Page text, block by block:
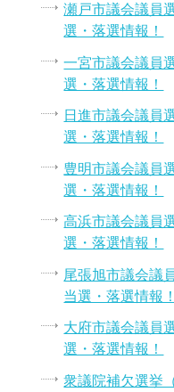
瀬戸市議会議員
選・落選情報！
一宮市議会議員
選・落選情報！
日進市議会議員
選・落選情報！
豊明市議会議員
選・落選情報！
高浜市議会議員
選・落選情報！
尾張旭市議会議
当選・落選情報！
大府市議会議員
選・落選情報！
衆議院補欠選挙